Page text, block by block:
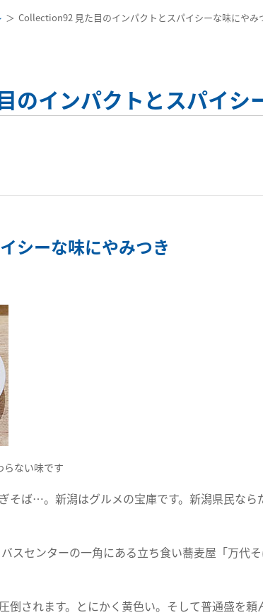
Collection92 見た目のインパクトとスパイシーな味にやみ
インパクトとスパイシ
シーな味にやみつき
ない味です
そば…。新潟はグルメの宝庫です。新潟県民なら
スセンターの一角にある立ち食い蕎麦屋「万代
倒されます。とにかく黄色い。そして普通盛を